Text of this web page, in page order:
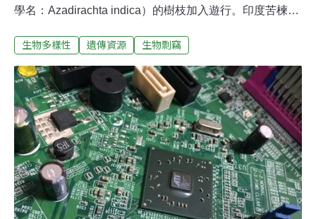
學名：Azadirachta indica）的樹枝加入遊行。印度苦楝樹
化系統疾病，到驅蟲、防曬和潔牙，印度苦楝樹都有功
提煉出製作殺菌劑的成分，並申請發明專利。這件事惹怒
了印度人，認為他們的傳統智慧遭到剽竊。生物遺傳資源
屬於誰？「生物剽竊」（biopiracy）指的是跨國企業挪用
天然遺傳資源註冊專利，將藥用植物、農作物和動物品種
的遺傳資源應用於化妝品、藥物、生物科技等領域營利。
由於專利申請無須公開創新來源，許多開發中國家擔心專
利可能繞過原住民權利。
生物多樣性 遺傳資源 生物剽竊